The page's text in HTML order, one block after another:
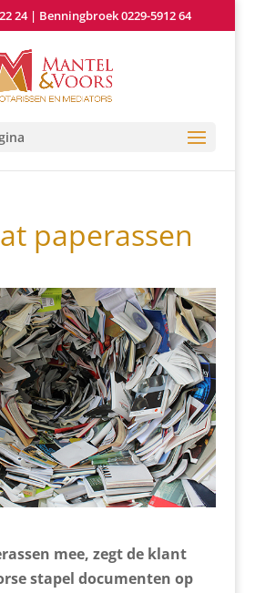
24| Benningbroek 0229-5912 64
paperassen
mee, zegt de klant
stapel documenten op